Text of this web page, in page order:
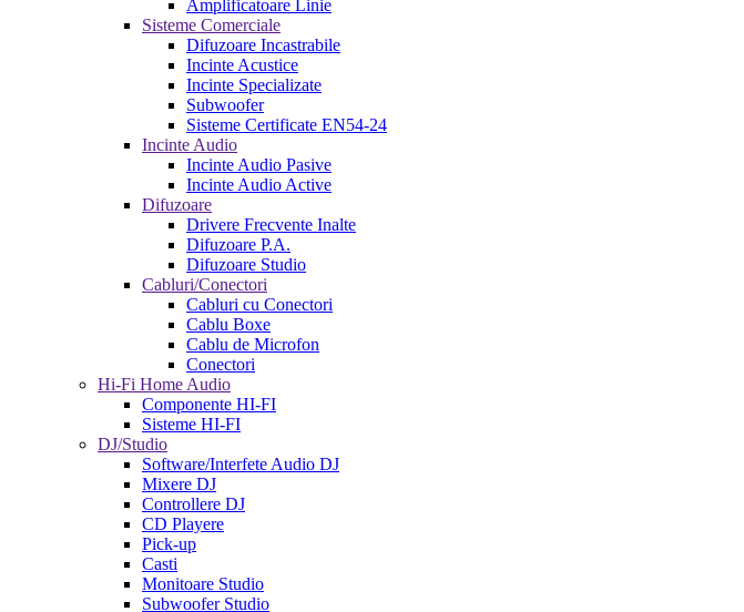
Amplificatoare Linie
Sisteme Comerciale
Difuzoare Incastrabile
Incinte Acustice
Incinte Specializate
Subwoofer
Sisteme Certificate EN54-24
Incinte Audio
Incinte Audio Pasive
Incinte Audio Active
Difuzoare
Drivere Frecvente Inalte
Difuzoare P.A.
Difuzoare Studio
Cabluri/Conectori
Cabluri cu Conectori
Cablu Boxe
Cablu de Microfon
Conectori
Hi-Fi Home Audio
Componente HI-FI
Sisteme HI-FI
DJ/Studio
Software/Interfete Audio DJ
Mixere DJ
Controllere DJ
CD Playere
Pick-up
Casti
Monitoare Studio
Subwoofer Studio